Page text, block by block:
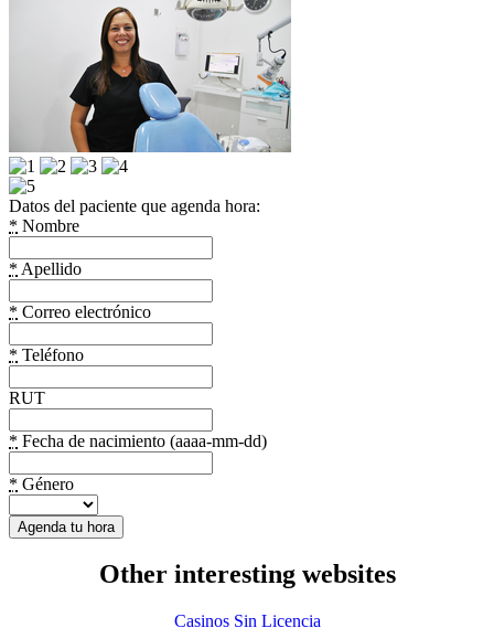
Datos del paciente que agenda hora:
* Nombre
* Apellido
* Correo electrónico
* Teléfono
RUT
* Fecha de nacimiento (aaaa-mm-dd)
* Género
Other interesting websites
Casinos Sin Licencia